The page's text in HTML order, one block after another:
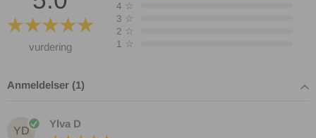
vurdering
4 ☆
3 ☆
2 ☆
1 ☆
Anmeldelser (1)
YD
Ylva D